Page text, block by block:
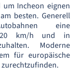
Incheon eignen
besten. Generell
eine
120 km/h und in
Moderne
für europäische